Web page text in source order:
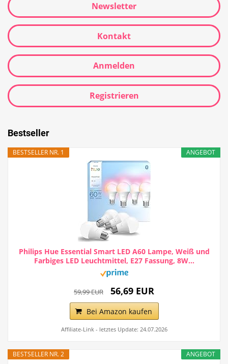
Newsletter
Kontakt
Anmelden
Registrieren
Bestseller
ANGEBOT
BESTSELLER NR. 1
Philips Hue Essential Smart LED A60 Lampe, Weiß und
Farbiges LED Leuchtmittel, E27 Fassung, 8W...
59,99 EUR 56,69 EUR
Bei Amazon kaufen
Affiliate-Link - letztes Update: 24.07.2026
ANGEBOT
BESTSELLER NR. 2